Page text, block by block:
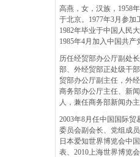
高燕，女，汉族，1958
于北京。1977年3月参加
1982年毕业于中国人民大
1985年4月加入中国共产
历任经贸部办公厅副处
部、外经贸部正处级干
贸部办公厅副主任，外经
商务部办公厅主任、新
人，兼任商务部新闻办主
2003年8月任中国国际贸
委员会副会长、党组成
日本爱知世界博览会中
表、2010上海世界博览